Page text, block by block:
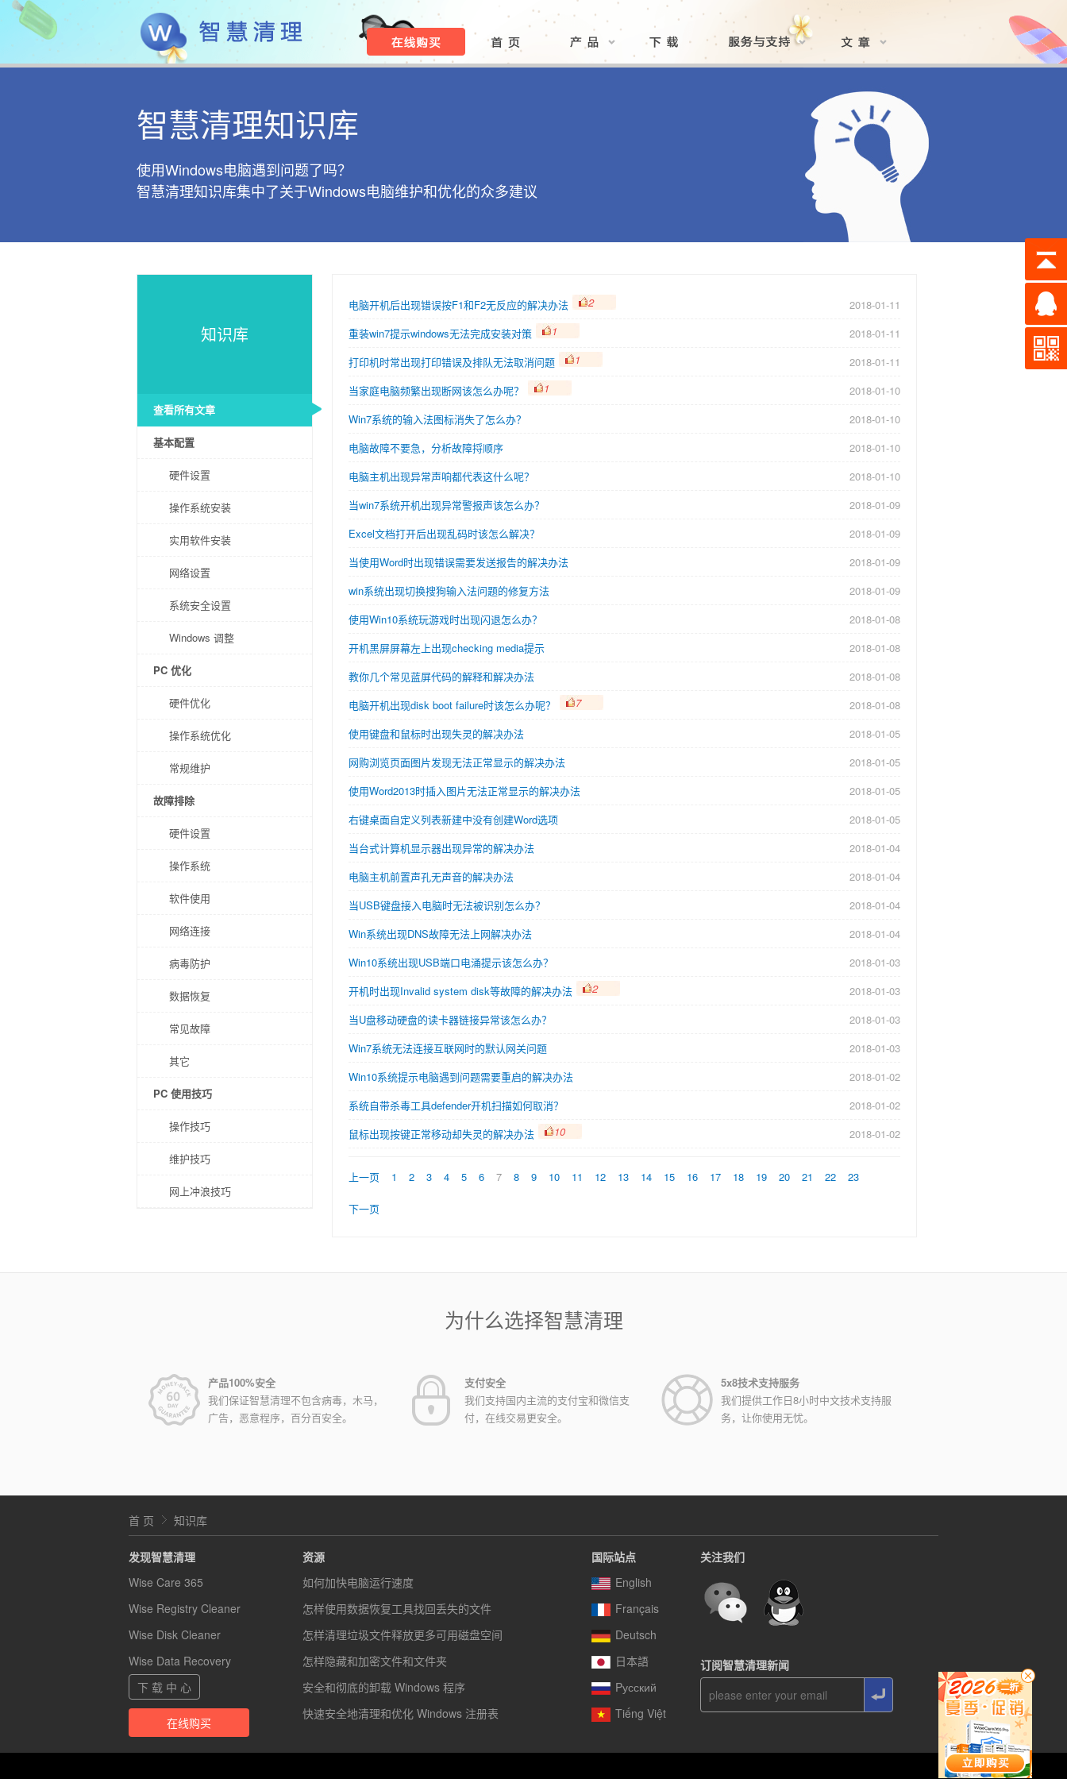
智慧清理知识库
使用Windows电脑遇到问题了吗？
智慧清理知识库集中了关于Windows电脑维护和优化的众多建议
知识库
查看所有文章
基本配置
硬件设置
操作系统安装
实用软件安装
网络设置
系统安全设置
Windows 调整
PC 优化
硬件优化
操作系统优化
常规维护
故障排除
硬件设置
操作系统
软件使用
网络连接
病毒防护
数据恢复
常见故障
其它
PC 使用技巧
操作技巧
维护技巧
网上冲浪技巧
电脑开机后出现错误按F1和F2无反应的解决办法 2
2018-01-11
重装win7提示windows无法完成安装对策
1
2018-01-11
打印机时常出现打印错误及排队无法取消问题
1
2018-01-11
当家庭电脑频繁出现断网该怎么办呢？
1
2018-01-10
Win7系统的输入法图标消失了怎么办？
2018-01-10
电脑故障不要急，分析故障捋顺序
2018-01-10
电脑主机出现异常声响都代表这什么呢？
2018-01-10
当win7系统开机出现异常警报声该怎么办？
2018-01-09
Excel文档打开后出现乱码时该怎么解决？
2018-01-09
当使用Word时出现错误需要发送报告的解决办法
2018-01-09
win系统出现切换搜狗输入法问题的修复方法
2018-01-09
使用Win10系统玩游戏时出现闪退怎么办？
2018-01-08
开机黑屏屏幕左上出现checking media提示
2018-01-08
教你几个常见蓝屏代码的解释和解决办法
2018-01-08
电脑开机出现disk boot failure时该怎么办呢？
7
2018-01-08
使用键盘和鼠标时出现失灵的解决办法
2018-01-05
网购浏览页面图片发现无法正常显示的解决办法
2018-01-05
使用Word2013时插入图片无法正常显示的解决办法
2018-01-05
右键桌面自定义列表新建中没有创建Word选项
2018-01-05
当台式计算机显示器出现异常的解决办法
2018-01-04
电脑主机前置声孔无声音的解决办法
2018-01-04
当USB键盘接入电脑时无法被识别怎么办？
2018-01-04
Win系统出现DNS故障无法上网解决办法
2018-01-04
Win10系统出现USB端口电涌提示该怎么办？
2018-01-03
开机时出现Invalid system disk等故障的解决办法
2
2018-01-03
当U盘移动硬盘的读卡器链接异常该怎么办？
2018-01-03
Win7系统无法连接互联网时的默认网关问题
2018-01-03
Win10系统提示电脑遇到问题需要重启的解决办法
2018-01-02
系统自带杀毒工具defender开机扫描如何取消？
2018-01-02
鼠标出现按键正常移动却失灵的解决办法
10 2018-01-02
上一页 1 2 3 4 5 6 7 8 9 10 11 12 13 14 15 16 17 18 19 20 21 22 23
下一页
为什么选择智慧清理
产品100%安全
我们保证智慧清理不包含病毒，木马，
广告，恶意程序，百分百安全。
支付安全
我们支持国内主流的支付宝和微信支
付，在线交易更安全。
5x8技术支持服务
我们提供工作日8小时中文技术支持服
务，让你使用无忧。
首 页 知识库
发现智慧清理
Wise Care 365
Wise Registry Cleaner
Wise Disk Cleaner
Wise Data Recovery
下 载 中 心
在线购买
资源
如何加快电脑运行速度
怎样使用数据恢复工具找回丢失的文件
怎样清理垃圾文件释放更多可用磁盘空间
怎样隐藏和加密文件和文件夹
安全和彻底的卸载 Windows 程序
快速安全地清理和优化 Windows 注册表
国际站点
English
Français
Deutsch
日本語
Pусский
Tiếng Việt
关注我们
订阅智慧清理新闻